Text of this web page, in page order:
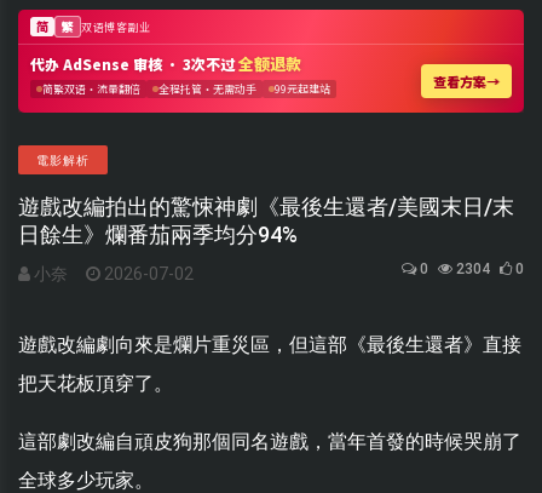
電影解析
遊戲改編拍出的驚悚神劇《最後生還者/美國末日/末
日餘生》爛番茄兩季均分94%
小奈 2026-07-02 0 2304 0
遊戲改編劇向來是爛片重災區，但這部《最後生還者》直接
把天花板頂穿了。
這部劇改編自頑皮狗那個同名遊戲，當年首發的時候哭崩了
全球多少玩家。